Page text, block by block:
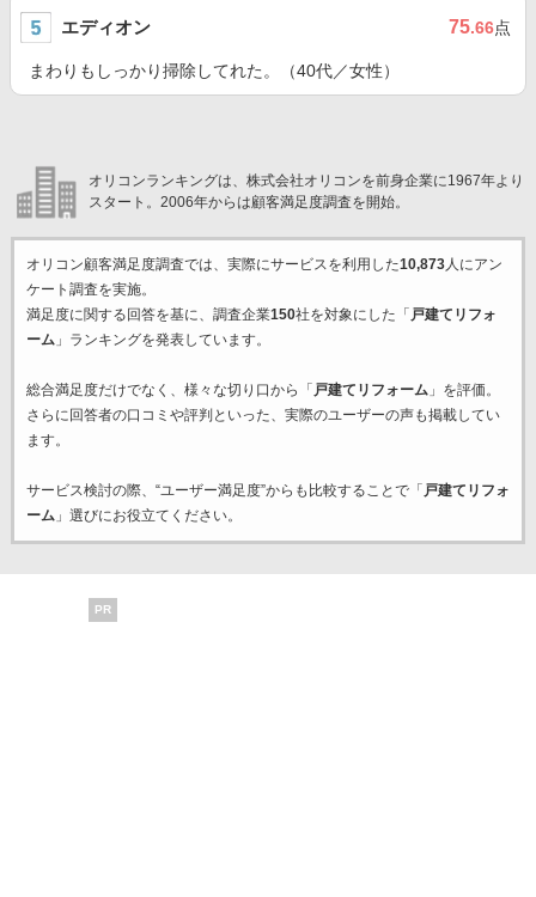
エディオン 75.66点
まわりもしっかり掃除してれた。（40代／女性）
オリコンランキングは、株式会社オリコンを前身企業に1967年より
スタート。2006年からは顧客満足度調査を開始。
オリコン顧客満足度調査では、実際にサービスを利用した10,873人にアン
ケート調査を実施。
満足度に関する回答を基に、調査企業150社を対象にした「 戸建てリフォ
ーム」ランキングを発表しています。
総合満足度だけでなく、様々な切り口から「 戸建てリフォーム」を評価。
さらに回答者の口コミや評判といった、実際のユーザーの声も掲載してい
ます。
サービス検討の際、“ユーザー満足度”からも比較することで「 戸建てリフォ
ーム」選びにお役立てください。
PR